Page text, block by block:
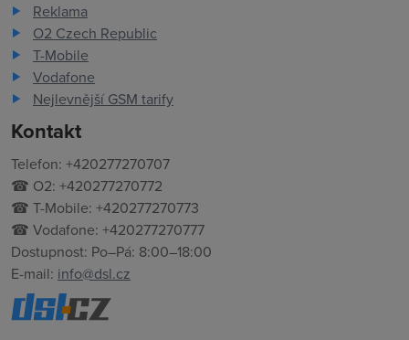
Reklama
O2 Czech Republic
T-Mobile
Vodafone
Nejlevnější GSM tarify
Kontakt
Telefon: +420277270707
☎ O2: +420277270772
☎ T-Mobile: +420277270773
☎ Vodafone: +420277270777
Dostupnost: Po–Pá: 8:00–18:00
E-mail: info@dsl.cz